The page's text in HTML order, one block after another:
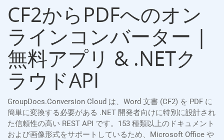
CF2からPDFへのオン
ラインコンバーター |
無料アプリ & .NETク
ラウドAPI
GroupDocs.Conversion Cloud は、Word 文書 (CF2) を PDF に
簡単に変換する必要がある .NET 開発者向けに特別に設計され
た信頼性の高い REST API です。153 種類以上のドキュメント
および画像形式をサポートしているため、Microsoft Office や